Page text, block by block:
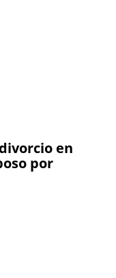
en
por